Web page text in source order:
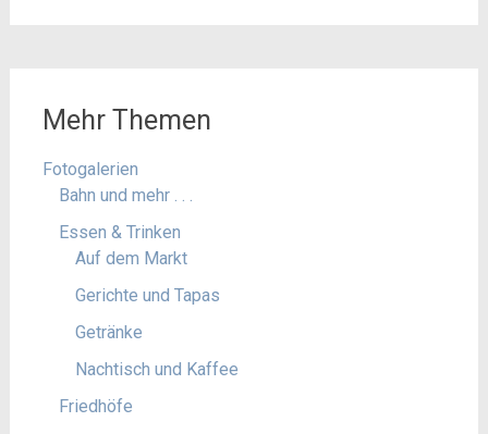
Mehr Themen
Fotogalerien
Bahn und mehr . . .
Essen & Trinken
Auf dem Markt
Gerichte und Tapas
Getränke
Nachtisch und Kaffee
Friedhöfe